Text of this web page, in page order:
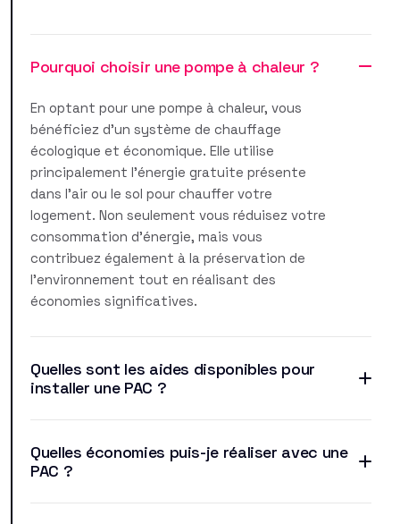
Pourquoi choisir une pompe à chaleur ?
En optant pour une pompe à chaleur, vous
bénéficiez d'un système de chauffage
écologique et économique. Elle utilise
principalement l'énergie gratuite présente
dans l'air ou le sol pour chauffer votre
logement. Non seulement vous réduisez votre
consommation d'énergie, mais vous
contribuez également à la préservation de
l'environnement tout en réalisant des
économies significatives.
Quelles sont les aides disponibles pour
installer une PAC ?
Quelles économies puis-je réaliser avec une
PAC ?